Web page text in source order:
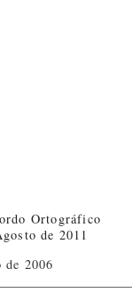
Ortográfico
de 2011
de 2006